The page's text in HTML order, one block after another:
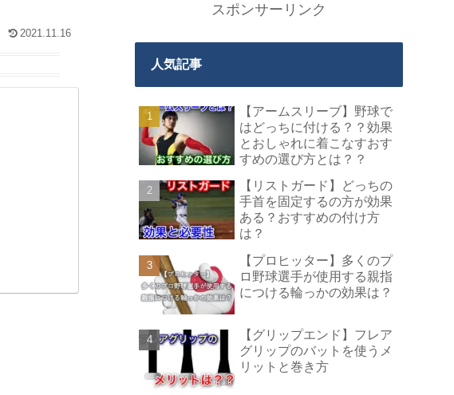
2021.11.16
スポンサーリンク
人気記事
【アームスリーブ】野球で
はどっちに付ける？？効果
とおしゃれに着こなすおす
すめの選び方とは？？
【リストガード】どっちの
手首を固定するの方が効果
ある？おすすめの付け方
は？
【プロヒッター】多くのプ
ロ野球選手が使用する親指
につける輪っかの効果は？
【グリップエンド】フレア
グリップのバットを使うメ
リットと巻き方